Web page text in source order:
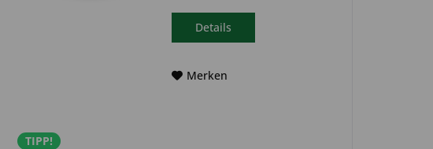
verbaut. Bitte achte darauf,
dass der Autoschlüssel
Details
Merken
TIPP!